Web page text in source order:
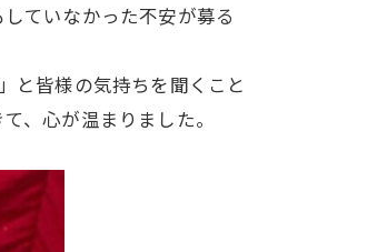
ていなかった不安が募る
と皆様の気持ちを聞くこと
、心が温まりました。